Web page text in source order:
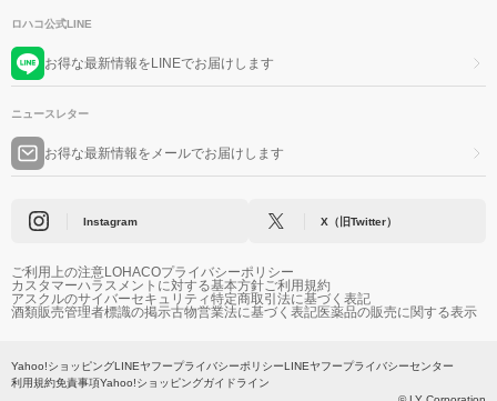
ロハコ公式LINE
お得な最新情報をLINEでお届けします
ニュースレター
お得な最新情報をメールでお届けします
Instagram X（旧Twitter）
ご利用上の注意LOHACOプライバシーポリシー
カスタマーハラスメントに対する基本方針ご利用規約
アスクルのサイバーセキュリティ特定商取引法に基づく表記
酒類販売管理者標識の掲示古物営業法に基づく表記医薬品の販売に関する表示
Yahoo!ショッピングLINEヤフープライバシーポリシーLINEヤフープライバシーセンター
利用規約免責事項Yahoo!ショッピングガイドライン